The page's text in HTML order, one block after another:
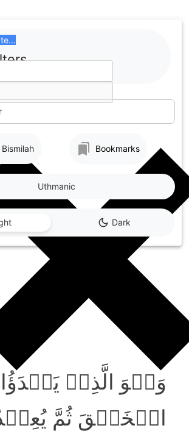
Bookmarks
Dark
Uthmanic
وَہُوَ الَّذِیۡ یَبۡدَؤُا
الۡخَلۡقَ ثُمَّ